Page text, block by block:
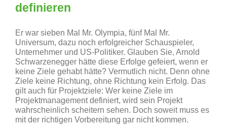
definieren
Er war sieben Mal Mr. Olympia, fünf Mal Mr.
Universum, dazu noch erfolgreicher Schauspieler,
Unternehmer und US-Politiker. Glauben Sie, Arnold
Schwarzenegger hätte diese Erfolge gefeiert, wenn er
keine Ziele gehabt hätte? Vermutlich nicht. Denn ohne
Ziele keine Richtung, ohne Richtung kein Erfolg. Das
gilt auch für Projektziele: Wer keine Ziele im
Projektmanagement definiert, wird sein Projekt
wahrscheinlich scheitern sehen. Doch soweit muss es
mit der richtigen Vorbereitung gar nicht kommen.